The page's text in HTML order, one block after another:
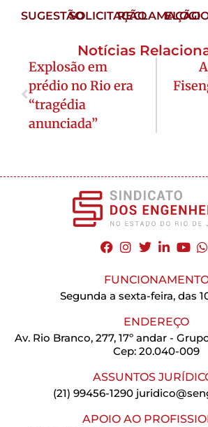
SUGESTÃOSOLICITAÇÃORECLAMAÇÃO
Notícias
Explosão em
prédio no Rio era
“tragédia
anunciada”
Segunda a sexta-feira, das
ENDEREÇO
Av. Rio Branco, 277, 17º andar -
Cep: 20.040-009
ASSUNTOS
(21) 99456-1290
APOIO AO